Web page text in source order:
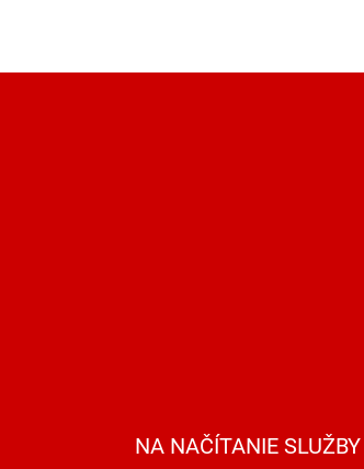
NA NAČÍTANIE